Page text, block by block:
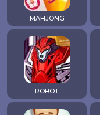
MAHJONG
ROBOT